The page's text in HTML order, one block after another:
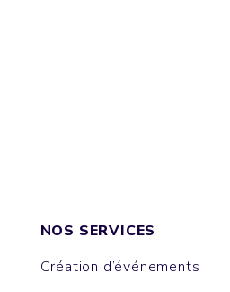
NOS SERVICES
Création d’événements